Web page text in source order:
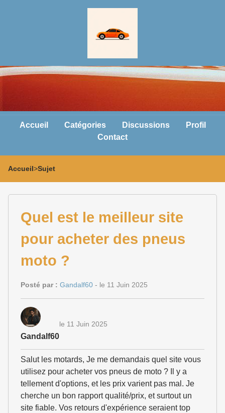
Accueil Catégories Discussions
Profil
Contact
Accueil>Sujet
Quel est le meilleur site
pour acheter des pneus
moto ?
Posté par : Gandalf60 - le 11 Juin 2025
Gandalf60
le 11 Juin 2025
Salut les motards, Je me demandais quel site vous
utilisez pour acheter vos pneus de moto ? Il y a
tellement d'options, et les prix varient pas mal. Je
cherche un bon rapport qualité/prix, et surtout un
site fiable. Vos retours d'expérience seraient top